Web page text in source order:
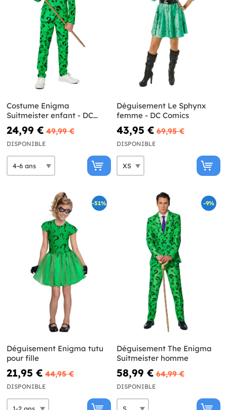
Costume Enigma
Suitmeister enfant - DC
Comics
24,99 € 49,99 €
DISPONIBLE
Déguisement Le Sphynx
femme - DC Comics
43,95 € 69,95 €
DISPONIBLE
-51%
Déguisement Enigma tutu
pour fille
21,95 € 44,95 €
DISPONIBLE
-9%
Déguisement The Enigma
Suitmeister homme
58,99 € 64,99 €
DISPONIBLE